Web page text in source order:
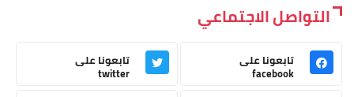
التواصل الاجتماعي
تابعونا على
facebook
تابعونا على
twitter